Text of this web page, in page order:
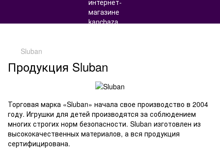
Sluban
Продукция Sluban
Торговая марка «Sluban» начала свое производство в 2004
году. Игрушки для детей производятся за соблюдением
многих строгих норм безопасности. Sluban изготовлен из
высококачественных материалов, а вся продукция
сертифицирована.